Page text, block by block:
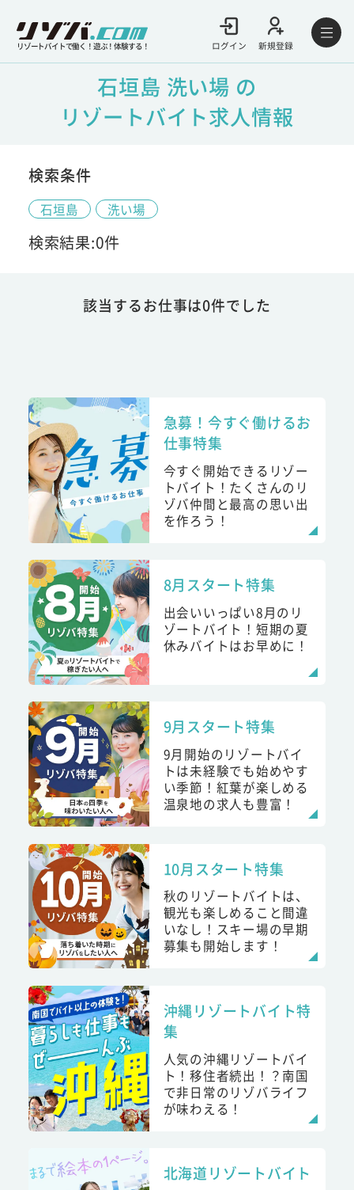
リゾートバイトで働く！遊ぶ！体験する！ ログイン 新規登録
石垣島 洗い場 の
リゾートバイト求人情報
検索条件
石垣島 洗い場
検索結果:0件
該当するお仕事は0件でした
急募！今すぐ働けるお
仕事特集
今すぐ開始できるリゾー
トバイト！たくさんのリ
ゾバ仲間と最高の思い出
を作ろう！
8月スタート特集
出会いいっぱい8月のリ
ゾートバイト！短期の夏
休みバイトはお早めに！
9月スタート特集
9月開始のリゾートバイ
トは未経験でも始めやす
い季節！紅葉が楽しめる
温泉地の求人も豊富！
10月スタート特集
秋のリゾートバイトは、
観光も楽しめること間違
いなし！スキー場の早期
募集も開始します！
沖縄リゾートバイト特
集
人気の沖縄リゾートバイ
ト！移住者続出！？南国
で非日常のリゾバライフ
が味わえる！
北海道リゾートバイト